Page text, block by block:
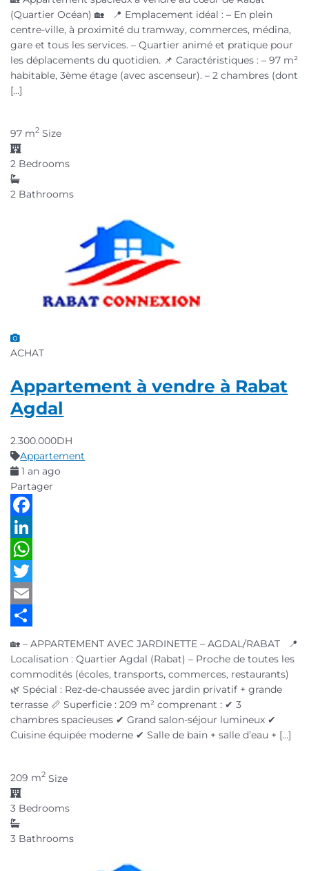
(Quartier Océan) 🏡 📍 Emplacement idéal : – En plein
centre-ville, à proximité du tramway, commerces, médina,
gare et tous les services. – Quartier animé et pratique pour
les déplacements du quotidien. 📌 Caractéristiques : – 97 m²
habitable, 3ème étage (avec ascenseur). – 2 chambres (dont
[…]
97 m2 Size
2 Bedrooms
2 Bathrooms
ACHAT
Appartement à vendre à Rabat
Agdal
2.300.000DH
Appartement
1 an ago
Partager
Facebook
LinkedIn
WhatsApp
Twitter
Email
Partager
🏡 – APPARTEMENT AVEC JARDINETTE – AGDAL/RABAT 📍
Localisation : Quartier Agdal (Rabat) – Proche de toutes les
commodités (écoles, transports, commerces, restaurants)
🌿 Spécial : Rez-de-chaussée avec jardin privatif + grande
terrasse 📏 Superficie : 209 m² comprenant : ✔ 3
chambres spacieuses ✔ Grand salon-séjour lumineux ✔
Cuisine équipée moderne ✔ Salle de bain + salle d’eau + […]
209 m2 Size
3 Bedrooms
3 Bathrooms